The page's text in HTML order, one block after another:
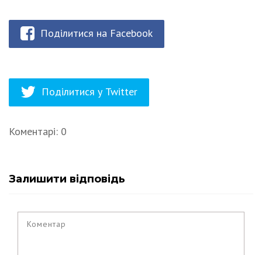
Поділитися на Facebook
Поділитися у Twitter
Коментарі: 0
Залишити відповідь